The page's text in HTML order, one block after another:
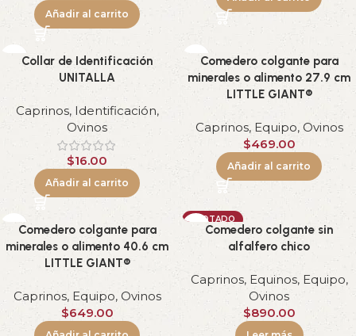
Añadir al carrito
Collar de Identificación
UNITALLA
Caprinos, Identificación,
Ovinos
$16.00
Añadir al carrito
Comedero colgante para
minerales o alimento 27.9 cm
LITTLE GIANT®
Caprinos, Equipo, Ovinos
$469.00
Añadir al carrito
Comedero colgante para
minerales o alimento 40.6 cm
LITTLE GIANT®
Caprinos, Equipo, Ovinos
$649.00
AGOTADO
Comedero colgante sin
alfalfero chico
Caprinos, Equinos, Equipo,
Ovinos
$890.00